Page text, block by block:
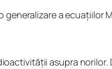
a ecuațiilor
asupra